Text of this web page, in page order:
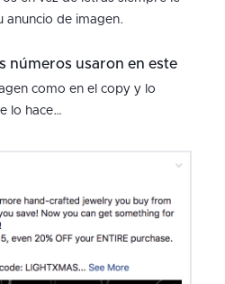
anuncio de imagen.
números usaron en este
como en el copy y lo
lo hace…